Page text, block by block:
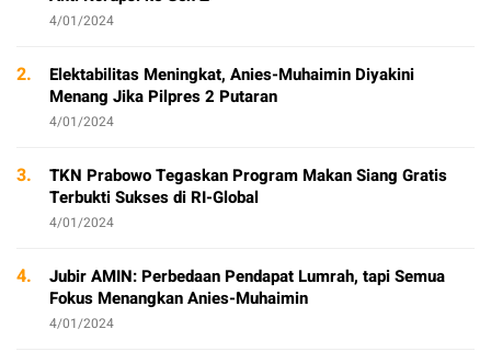
4/01/2024
2.
Elektabilitas Meningkat, Anies-Muhaimin Diyakini
Menang Jika Pilpres 2 Putaran
4/01/2024
3.
TKN Prabowo Tegaskan Program Makan Siang Gratis
Terbukti Sukses di RI-Global
4/01/2024
4.
Jubir AMIN: Perbedaan Pendapat Lumrah, tapi Semua
Fokus Menangkan Anies-Muhaimin
4/01/2024